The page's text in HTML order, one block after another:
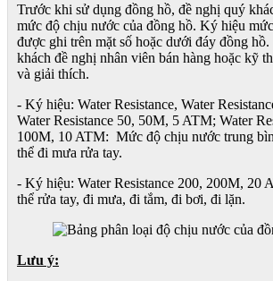
Trước khi sử dụng đồng hồ, đề nghị quý
mức độ chịu nước của đồng hồ. Ký hiệu
được ghi trên mặt số hoặc dưới đáy đồng
khách đề nghị nhân viên bán hàng hoặc kỹ
và giải thích.
- Ký hiệu: Water Resistance, Water
Water Resistance 50, 50M, 5 ATM; Water
100M, 10 ATM: Mức độ chịu nước trung
thể đi mưa rửa tay.
- Ký hiệu: Water Resistance 200, 200M, 20
thể rửa tay, đi mưa, đi tắm, đi bơi, đi lặn.
Lưu ý: